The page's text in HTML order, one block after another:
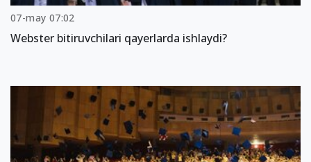
07-may 07:02
Webster bitiruvchilari qayerlarda ishlaydi?